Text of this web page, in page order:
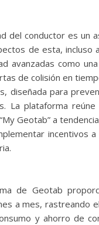
del conductor es un
de esta, incluso
avanzadas como
de colisión en
diseñada para
La plataforma
Geotab” a
incentivos
de Geotab
a mes, rastreando
y ahorro de